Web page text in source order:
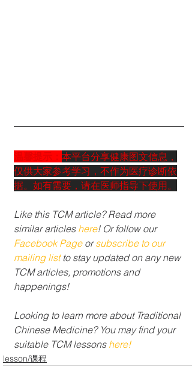
温馨提示： 本平台分享健康图文信息，
仅供大家参考学习，不作为医疗诊断依
据。如有需要，请在医师指导下使用。
Like this TCM article? Read more
similar articles here! Or follow our
Facebook Page or subscribe to our
mailing list to stay updated on any new
TCM articles, promotions and
happenings!
Looking to learn more about Traditional
Chinese Medicine? You may find your
suitable TCM lessons here!
lesson/课程